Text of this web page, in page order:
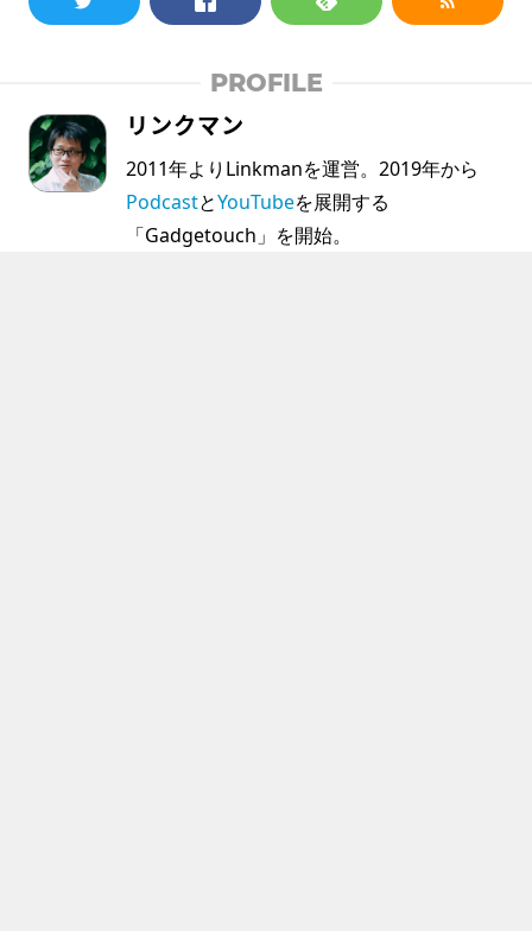
PROFILE
リンクマン
2011年よりLinkmanを運営。2019年から
PodcastとYouTubeを展開する
「Gadgetouch」を開始。